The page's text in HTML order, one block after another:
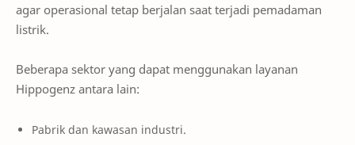
agar operasional tetap berjalan saat terjadi pemadaman
listrik.
Beberapa sektor yang dapat menggunakan layanan
Hippogenz antara lain:
Pabrik dan kawasan industri.